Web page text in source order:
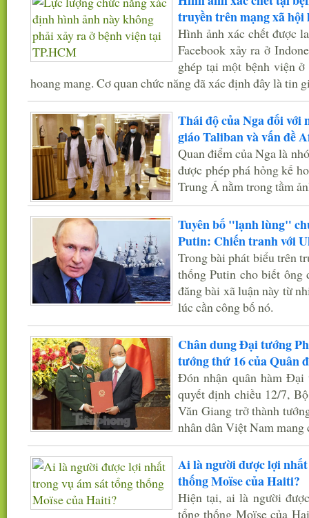
truyền trên mạng xã hội
Hình ảnh xác chết được
Facebook xảy ra ở
ghép tại một bệnh viện
hoang mang. Cơ quan chức năng đã xác định đây là tin
Thái độ của Nga đối với
giáo Taliban và vấn đề
Quan điểm của Nga là
được phép phá hỏng kế
Trung Á nằm trong tầm
Tuyên bố "lạnh lùng"
Putin: Chiến tranh với
Trong bài phát biểu trên
thống Putin cho biết ông
đăng bài xã luận này từ
lúc cần công bố nó.
Chân dung Đại tướng
tướng thứ 16 của Quân
Đón nhận quân hàm
quyết định chiều 12/7,
Văn Giang trở thành
nhân dân Việt Nam mang
Ai là người được lợi
thống Moïse của Haiti?
Hiện tại, ai là người
tổng thống Moïse của